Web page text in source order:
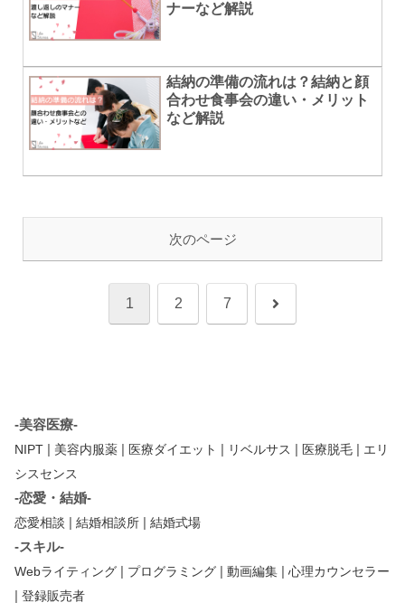
ナーなど解説
結納の準備の流れは？結納と顔
合わせ食事会の違い・メリット
など解説
次のページ
1 2 7 次
-美容医療-
NIPT | 美容内服薬 | 医療ダイエット | リベルサス | 医療脱毛 | エリ
シスセンス
-恋愛・結婚-
恋愛相談 | 結婚相談所 | 結婚式場
-スキル-
Webライティング | プログラミング | 動画編集 | 心理カウンセラー
| 登録販売者